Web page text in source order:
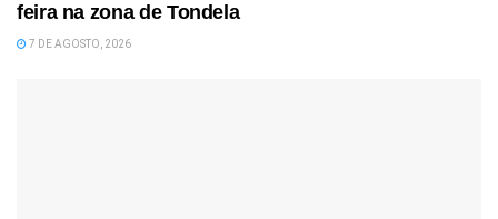
feira na zona de Tondela
7 DE AGOSTO, 2026